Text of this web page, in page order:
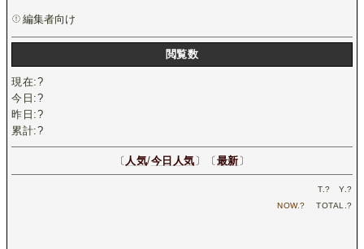
編集者向け
閲覧数
現在:?
今日:?
昨日:?
累計:?
〔 人気/今日人気 〕〔 最新 〕
T.? Y.?
NOW.? TOTAL.?